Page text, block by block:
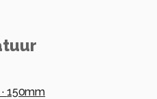
150mm